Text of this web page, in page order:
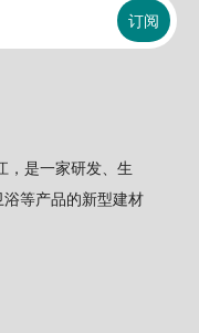
订阅
，是一家研发、生
等产品的新型建材